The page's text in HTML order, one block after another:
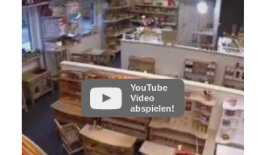
YouTube
Video
abspielen!